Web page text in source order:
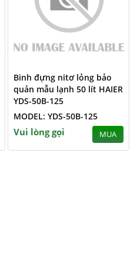
Binh đựng nitơ lỏng bảo
quản mẫu lạnh 50 lít HAIER
YDS-50B-125
MODEL: YDS-50B-125
Vui lòng gọi MUA